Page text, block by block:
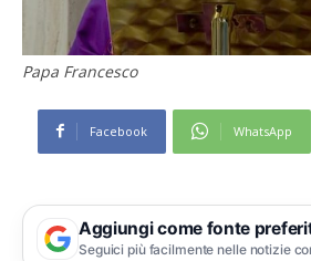
Papa Francesco
Facebook WhatsApp
Aggiungi come fonte
Seguici più facilmente nelle notizie